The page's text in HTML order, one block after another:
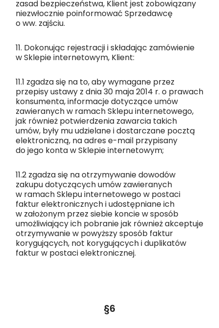
zasad bezpieczeństwa, Klient jest zobowiązany
niezwłocznie poinformować Sprzedawcę
o ww. zajściu.
11. Dokonując rejestracji i składając zamówienie
w Sklepie internetowym, Klient:
11.1 zgadza się na to, aby wymagane przez
przepisy ustawy z dnia 30 maja 2014 r. o prawach
konsumenta, informacje dotyczące umów
zawieranych w ramach Sklepu internetowego,
jak również potwierdzenia zawarcia takich
umów, były mu udzielane i dostarczane pocztą
elektroniczną, na adres e-mail przypisany
do jego konta w Sklepie internetowym;
11.2 zgadza się na otrzymywanie dowodów
zakupu dotyczących umów zawieranych
w ramach Sklepu internetowego w postaci
faktur elektronicznych i udostępniane ich
w założonym przez siebie koncie w sposób
umożliwiający ich pobranie jak również akceptuje
otrzymywanie w powyższy sposób faktur
korygujących, not korygujących i duplikatów
faktur w postaci elektronicznej.
§6